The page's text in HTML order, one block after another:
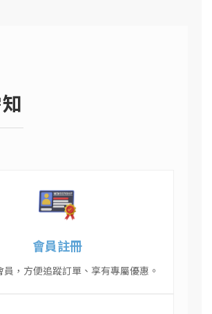
會員註冊
員，方便追蹤訂單、享有專屬優惠。